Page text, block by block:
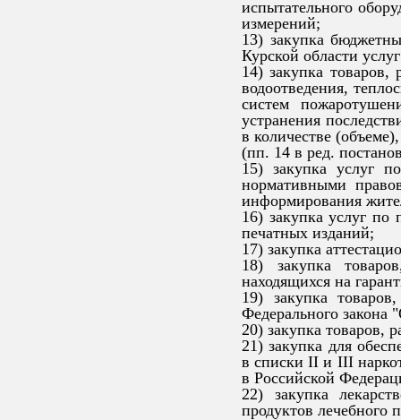
испытательного
измерений;
13) закупка
Курской области
14) закупка товаров,
водоотведения,
систем
устранения
в количестве
(пп. 14 в ред.
15) закупка услуг
нормативными
информирования
16) закупка услуг по
печатных изданий;
17) закупка
18) закупка
находящихся на
19) закупка
Федерального закона
20) закупка товаров,
21) закупка для
в списки II и III
в Российской
22) закупка
продуктов лечебного